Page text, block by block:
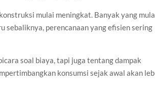
mulai meningkat. Banyak yang
sebaliknya, perencanaan yang efisien sering
soal biaya, tapi juga tentang dampak
konsumsi sejak awal akan